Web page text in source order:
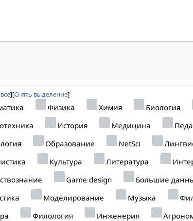
Снять выделение
Физика Химия Биология
История Медицина
Образование NetSci
Культура Литература
Game design Большие
Моделирование Музыка
Филология Инженерия